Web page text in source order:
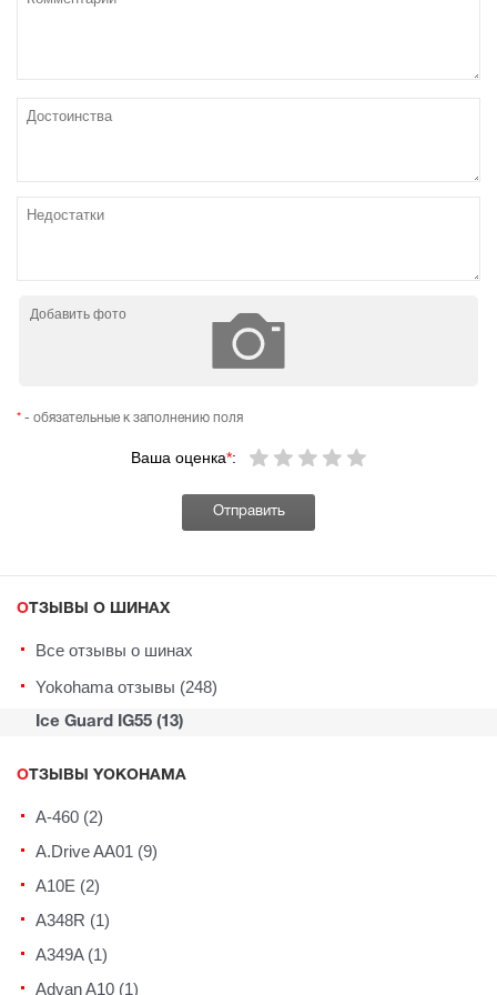
Добавить фото
Ваша оценка*:
* - обязательные к заполнению поля
ОТЗЫВЫ О ШИНАХ
Все отзывы о шинах
Yokohama отзывы (248)
Ice Guard IG55 (13)
ОТЗЫВЫ YOKOHAMA
A-460 (2)
A.Drive AA01 (9)
A10E (2)
A348R (1)
A349A (1)
Advan A10 (1)